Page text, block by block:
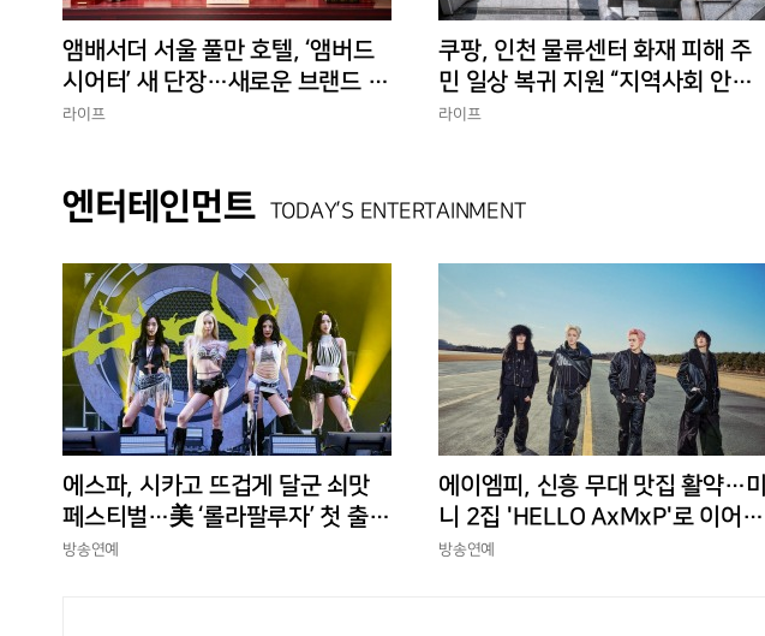
앰배서더 서울 풀만 호텔, ‘앰버드
시어터’ 새 단장…새로운 브랜드 경
험 선사
라이프
쿠팡, 인천 물류센터 화재 피해 주
민 일상 복귀 지원 “지역사회 안정
에 총력”
라이프
엔터테인먼트 TODAY’S ENTERTAINMENT
에스파, 시카고 뜨겁게 달군 쇠맛
페스티벌…美 ‘롤라팔루자’ 첫 출격
부터 증명한 존재감
방송연예
에이엠피, 신흥 무대 맛집 활약…미
니 2집 'HELLO AxMxP'로 이어갈
상승세
방송연예